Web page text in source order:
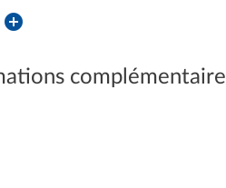
analyser les techniques virales